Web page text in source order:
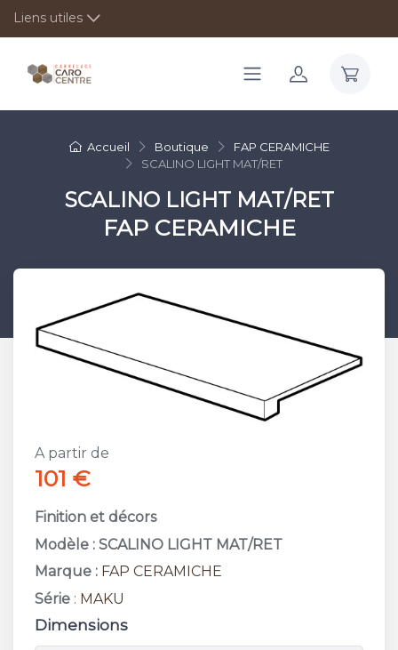
Liens utiles
Accueil Boutique
FAP CERAMICHE
SCALINO LIGHT MAT/RET
SCALINO LIGHT MAT/RET
FAP CERAMICHE
A partir de
101 €
Finition et décors
Modèle : SCALINO LIGHT MAT/RET
Marque : FAP CERAMICHE
Série : MAKU
Dimensions